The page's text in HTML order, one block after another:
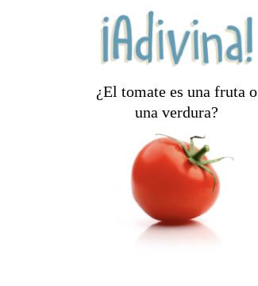
¿El tomate es una fruta o
una verdura?
Una fruta botánicamente y
una verdura
nutricionalmente.